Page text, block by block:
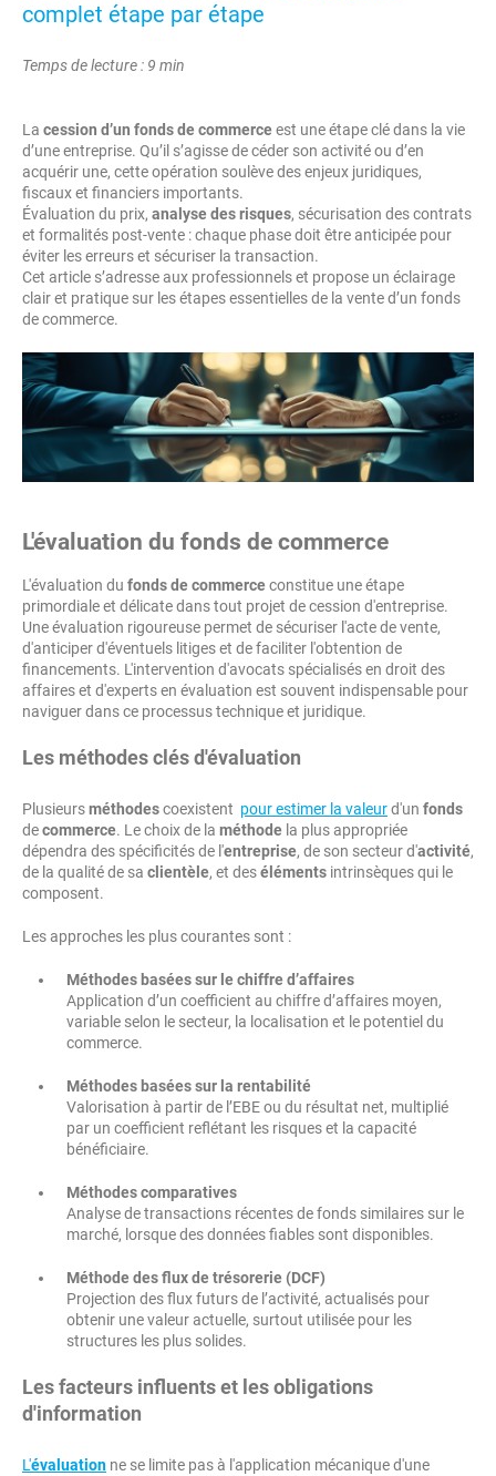
complet étape par étape
Temps de lecture : 9 min
La cession d’un fonds de commerceest une étape clé dans la vie
d’une entreprise. Qu’il s’agisse de céder son activité ou d’en
acquérir une, cette opération soulève des enjeux juridiques,
fiscaux et financiers importants.
Évaluation du prix, analyse des risques, sécurisation des contrats
et formalités post-vente : chaque phase doit être anticipée pour
éviter les erreurs et sécuriser la transaction.
Cet article s’adresse aux professionnels et propose un éclairage
clair et pratique sur les étapes essentielles de la vente d’un fonds
de commerce.
L'évaluation du fonds de commerce
L'évaluation du fonds de commerceconstitue une étape
primordiale et délicate dans tout projet de cession d'entreprise.
Une évaluation rigoureuse permet de sécuriser l'acte de vente,
d'anticiper d'éventuels litiges et de faciliter l'obtention de
financements. L'intervention d'avocats spécialisés en droit des
affaires et d'experts en évaluation est souvent indispensable pour
naviguer dans ce processus technique et juridique.
Les méthodes clés d'évaluation
Plusieursméthodescoexistent pour estimer la valeurd'un fonds
decommerce. Le choix de la méthode la plus appropriée
dépendra des spécificités de l'entreprise, de son secteur d'activité,
de la qualité de sa clientèle, et deséléments intrinsèques qui le
composent.
Les approches les plus courantes sont :
Méthodes basées sur le chiffre d’affaires
Application d’un coefficient au chiffre d’affaires moyen,
variable selon le secteur, la localisation et le potentiel du
commerce.
Méthodes basées sur la rentabilité
Valorisation à partir de l’EBE ou du résultat net, multiplié
par un coefficient reflétant les risques et la capacité
bénéficiaire.
Méthodes comparatives
Analyse de transactions récentes de fonds similaires sur le
marché, lorsque des données fiables sont disponibles.
Méthode des flux de trésorerie (DCF)
Projection des flux futurs de l’activité, actualisés pour
obtenir une valeur actuelle, surtout utilisée pour les
structures les plus solides.
Les facteurs influents et les obligations
d'information
L'évaluation ne se limite pas à l'application mécanique d'une